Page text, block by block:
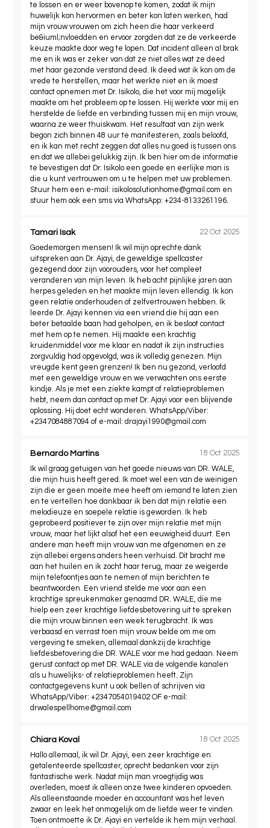
te lossen en er weer bovenop te komen, zodat ik mijn
huwelijk kon hervormen en beter kon laten werken, had
mijn vrouw vrouwen om zich heen die haar verkeerd
be&iuml;nvloedden en ervoor zorgden dat ze de verkeerde
keuze maakte door weg te lopen. Dat incident alleen al brak
me en ik was er zeker van dat ze niet alles wat ze deed
met haar gezonde verstand deed. Ik deed wat ik kon om de
vrede te herstellen, maar het werkte niet en ik moest
contact opnemen met Dr. Isikolo, die het voor mij mogelijk
maakte om het probleem op te lossen. Hij werkte voor mij en
herstelde de liefde en verbinding tussen mij en mijn vrouw,
waarna ze weer thuiskwam. Het resultaat van zijn werk
begon zich binnen 48 uur te manifesteren, zoals beloofd,
en ik kan met recht zeggen dat alles nu goed is tussen ons
en dat we allebei gelukkig zijn. Ik ben hier om de informatie
te bevestigen dat Dr. Isikolo een goede en eerlijke man is
die u kunt vertrouwen om u te helpen met uw problemen.
Stuur hem een ​​e-mail: isikolosolutionhome@gmail.com en
stuur hem ook een sms via WhatsApp: +234-8133261196.
Tamari Isak
22 Oct 2025
Goedemorgen mensen! Ik wil mijn oprechte dank
uitspreken aan Dr. Ajayi, de geweldige spellcaster
gezegend door zijn voorouders, voor het compleet
veranderen van mijn leven. Ik heb acht pijnlijke jaren aan
herpes geleden en het maakte mijn leven ellendig. Ik kon
geen relatie onderhouden of zelfvertrouwen hebben. Ik
leerde Dr. Ajayi kennen via een vriend die hij aan een
beter betaalde baan had geholpen, en ik besloot contact
met hem op te nemen. Hij maakte een krachtig
kruidenmiddel voor me klaar en nadat ik zijn instructies
zorgvuldig had opgevolgd, was ik volledig genezen. Mijn
vreugde kent geen grenzen! Ik ben nu gezond, verloofd
met een geweldige vrouw en we verwachten ons eerste
kindje. Als je met een ziekte kampt of relatieproblemen
hebt, neem dan contact op met Dr. Ajayi voor een blijvende
oplossing. Hij doet echt wonderen. WhatsApp/Viber:
+2347084887094 of e-mail:drajayi1990@gmail.com
Bernardo Martins
18 Oct 2025
Ik wil graag getuigen van het goede nieuws van DR. WALE,
die mijn huis heeft gered. Ik moet wel een van de weinigen
zijn die er geen moeite mee heeft om iemand te laten zien
en te vertellen hoe dankbaar ik ben dat mijn relatie een
melodieuze en soepele relatie is geworden. Ik heb
geprobeerd positiever te zijn over mijn relatie met mijn
vrouw, maar het lijkt alsof het een eeuwigheid duurt. Een
andere man heeft mijn vrouw van me afgenomen en ze
zijn allebei ergens anders heen verhuisd. Dit bracht me
aan het huilen en ik zocht haar terug, maar ze weigerde
mijn telefoontjes aan te nemen of mijn berichten te
beantwoorden. Een vriend stelde me voor aan een
krachtige spreukenmaker genaamd DR. WALE, die me
hielp een zeer krachtige liefdesbetovering uit te spreken
die mijn vrouw binnen een week terugbracht. Ik was
verbaasd en verrast toen mijn vrouw belde om me om
vergeving te smeken, allemaal dankzij de krachtige
liefdesbetovering die DR. WALE voor me had gedaan. Neem
gerust contact op met DR. WALE via de volgende kanalen
als u huwelijks- of relatieproblemen heeft. Zijn
contactgegevens kunt u ook bellen of schrijven via
WhatsApp/Viber: +2347054019402 OF e-mail:
drwalespellhome@gmail.com
Chiara Koval
18 Oct 2025
Hallo allemaal, ik wil Dr. Ajayi, een zeer krachtige en
getalenteerde spellcaster, oprecht bedanken voor zijn
fantastische werk. Nadat mijn man vroegtijdig was
overleden, moest ik alleen onze twee kinderen opvoeden.
Als alleenstaande moeder en accountant was het leven
zwaar en leek het onmogelijk om de liefde weer te vinden.
Toen ontmoette ik Dr. Ajayi en vertelde ik hem mijn verhaal.